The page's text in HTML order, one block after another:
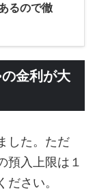
るので徹
金利が大
した。ただ
預入上限は１
さい。